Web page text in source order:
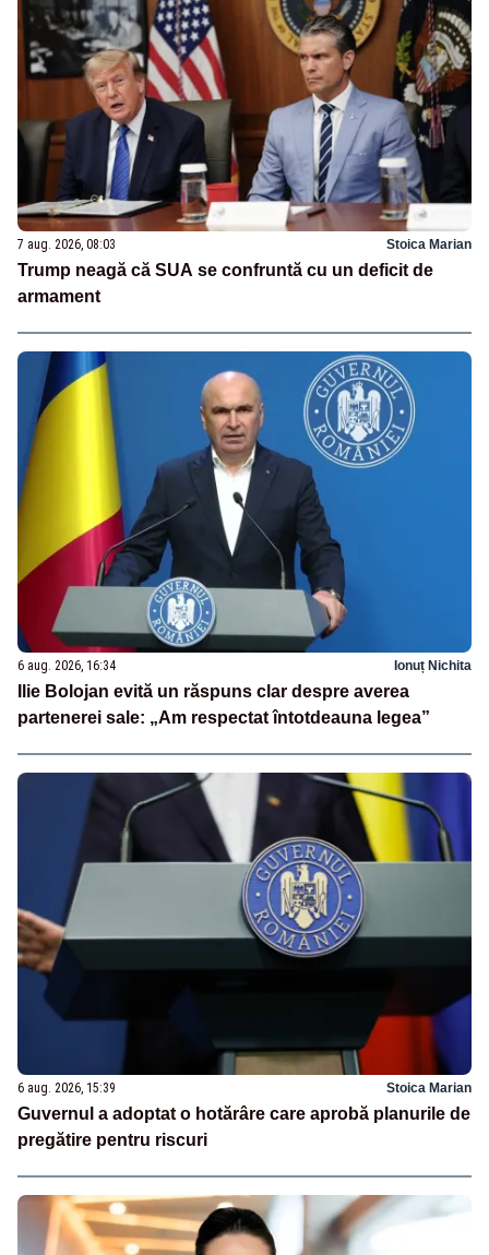
7 aug. 2026, 08:03 Stoica Marian
Trump neagă că SUA se confruntă cu un deficit de
armament
6 aug. 2026, 16:34 Ionuț Nichita
Ilie Bolojan evită un răspuns clar despre averea
partenerei sale: „Am respectat întotdeauna legea”
6 aug. 2026, 15:39 Stoica Marian
Guvernul a adoptat o hotărâre care aprobă planurile de
pregătire pentru riscuri